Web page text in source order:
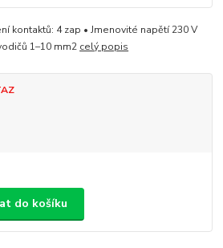
kontaktů: 4 zap • Jmenovité napětí 230 V
1–10 mm2 celý popis
do košíku